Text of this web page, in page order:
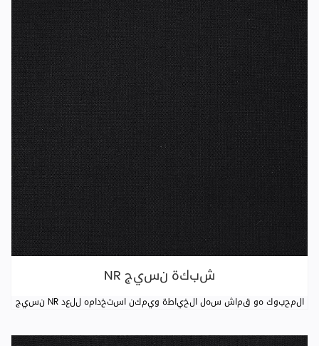
NR شبكة نسيج
نسيج NR المحبوك هو قماش سهل الخياطة ويمكن استخدامه للعد